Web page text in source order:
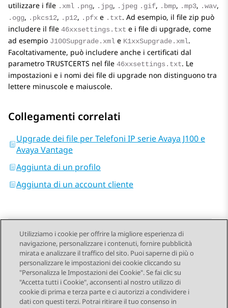
utilizzare i file .xml .png, .jpg, .jpeg .gif, .bmp, .mp3, .wav,
.ogg, .pkcs12, .p12, .pfx e .txt. Ad esempio, il file zip può
includere il file 46xxsettings.txt e i file di upgrade, come
ad esempio J100Supgrade.xml e K1xxSupgrade.xml.
Facoltativamente, può includere anche i certificati dal
parametro TRUSTCERTS nel file 46xxsettings.txt. Le
impostazioni e i nomi dei file di upgrade non distinguono tra
lettere minuscole e maiuscole.
Collegamenti correlati
Upgrade dei file per Telefoni IP serie Avaya J100 e
Avaya Vantage
Aggiunta di un profilo
Aggiunta di un account cliente
Send Feedback
Navigazione argomento
Argomento precedente Argomento successivo
Utilizziamo i cookie per offrire la migliore esperienza di
navigazione, personalizzare i contenuti, fornire pubblicità
mirata e analizzare il traffico del sito. Puoi saperne di più o
personalizzare le impostazioni dei cookie cliccando su
"Personalizza le Impostazioni dei Cookie". Se fai clic su
"Accetta tutti i Cookie", acconsenti al nostro utilizzo di
cookie di prima e terza parte e ci autorizzi a condividere i
dati con questi terzi. Potrai ritirare il tuo consenso in